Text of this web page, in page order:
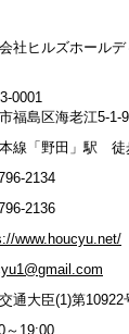
社ヒルズホール
0001
福島区海老江5-1-9
線「野田」駅 徒
2134
2136
www.houcyu.net/
通大臣(1)第10922
～19:00